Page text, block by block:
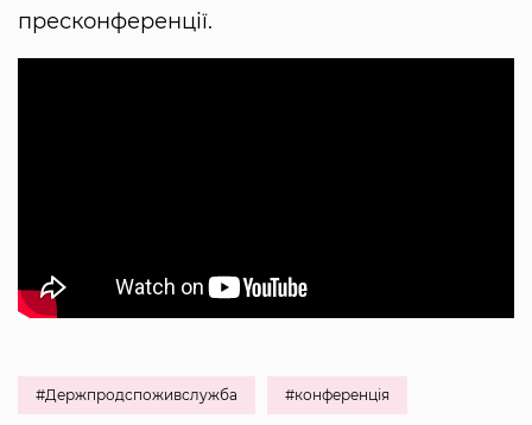
пресконференції.
#Держпродспоживслужба #конференція